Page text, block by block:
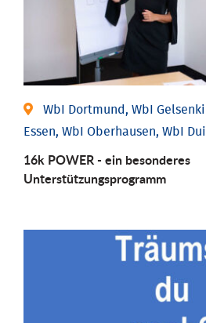
WbI Dortmund, WbI
Essen, WbI Oberhausen, WbI
16k POWER - ein besonderes
Unterstützungsprogramm